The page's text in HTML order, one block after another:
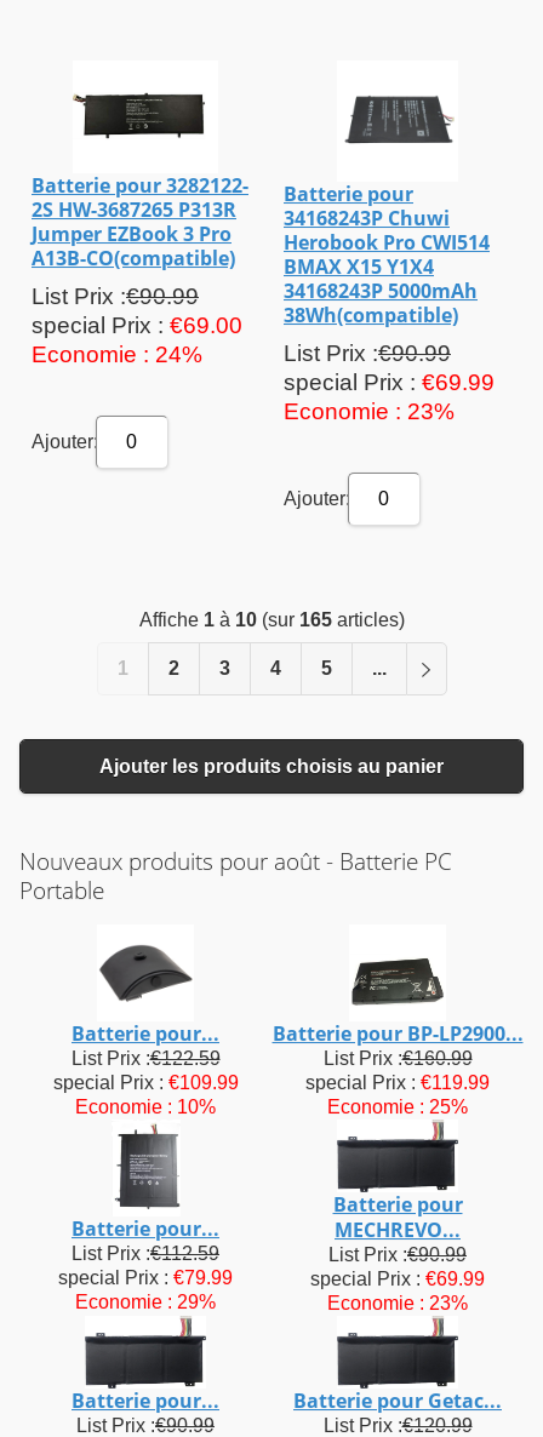
Batterie pour 3282122-
2S HW-3687265 P313R
Jumper EZBook 3 Pro
A13B-CO(compatible)
List Prix :€90.99
special Prix : €69.00
Economie : 24%
Ajouter: 0
Batterie pour
34168243P Chuwi
Herobook Pro CWI514
BMAX X15 Y1X4
34168243P 5000mAh
38Wh(compatible)
List Prix :€90.99
special Prix : €69.99
Economie : 23%
Ajouter: 0
Affiche 1à 10(sur 165articles)
1 2 3 4 5 ...
Ajouter les produits choisis au panier
Nouveaux produits pour août - Batterie PC
Portable
Batterie pour...
List Prix :€122.59
special Prix : €109.99
Economie : 10%
Batterie pour BP-LP2900...
List Prix :€160.99
special Prix : €119.99
Economie : 25%
Batterie pour...
List Prix :€112.59
special Prix : €79.99
Economie : 29%
Batterie pour
MECHREVO...
List Prix :€90.99
special Prix : €69.99
Economie : 23%
Batterie pour...
List Prix :€90.99
Batterie pour Getac...
List Prix :€120.99